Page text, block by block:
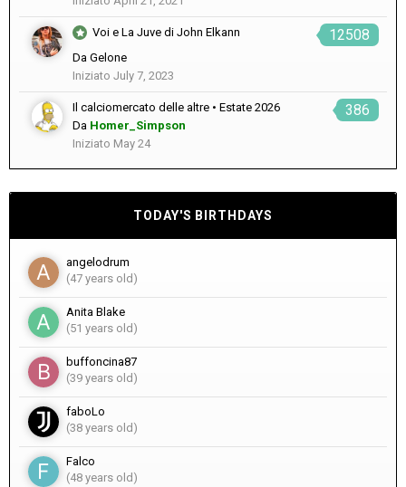
12508
Voi e La Juve di John Elkann
Da Gelone
Iniziato July 7, 2023
386
Il calciomercato delle altre • Estate 2026
Da Homer_Simpson
Iniziato May 24
TODAY'S BIRTHDAYS
angelodrum
(47 years old)
Anita Blake
(51 years old)
buffoncina87
(39 years old)
faboLo
(38 years old)
Falco
(48 years old)